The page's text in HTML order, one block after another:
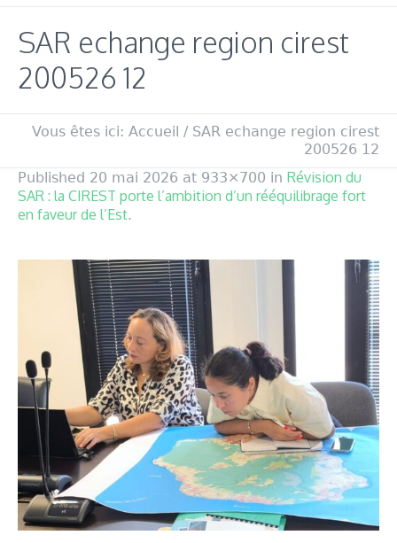
SAR echange region cirest
200526 12
Vous êtes ici: Accueil / SAR echange region cirest
200526 12
Published 20 mai 2026 at 933×700 in Révision du
SAR : la CIREST porte l’ambition d’un rééquilibrage fort
en faveur de l’Est.